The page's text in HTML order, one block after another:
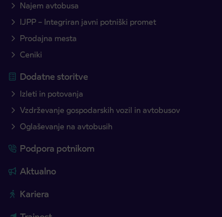
Najem avtobusa
IJPP – Integriran javni potniški promet
Prodajna mesta
Ceniki
Dodatne storitve
Izleti in potovanja
Vzdrževanje gospodarskih vozil in avtobusov
Oglaševanje na avtobusih
Podpora potnikom
Aktualno
Kariera